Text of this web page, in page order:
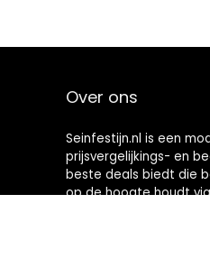
Over ons
Seinfestijn.nl is een
prijsvergelijkings- en
beste deals biedt die
op de hoogte houdt